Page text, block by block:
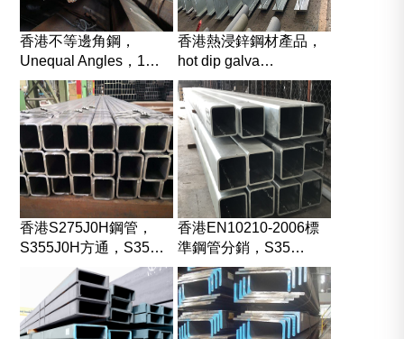
香港不等邊角鋼，
Unequal Angles，1…
香港熱浸鋅鋼材產品，
hot dip galva…
香港S275J0H鋼管，
S355J0H方通，S35…
香港EN10210-2006標
準鋼管分銷，S35…